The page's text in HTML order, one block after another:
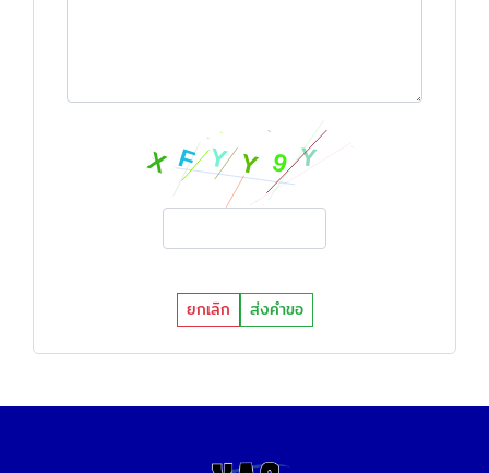
ยกเลิก ส่งคำขอ